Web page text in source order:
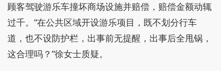
顾客驾驶游乐车撞坏商场设施并赔偿，赔偿金额动辄
过千。“在公共区域开设游乐项目，既不划分行车
道，也不设防护栏，出事前无提醒，出事后全甩锅，
这合理吗？”徐女士质疑。